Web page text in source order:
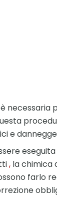
necessaria
e
, la chimica
farlo